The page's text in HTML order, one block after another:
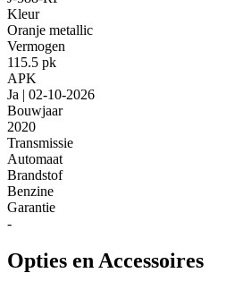
Kleur
Oranje metallic
Vermogen
115.5 pk
APK
Ja | 02-10-2026
Bouwjaar
2020
Transmissie
Automaat
Brandstof
Benzine
Garantie
-
Opties en Accessoires